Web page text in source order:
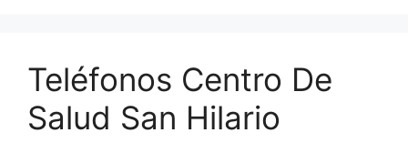
Teléfonos Centro De
Salud San Hilario